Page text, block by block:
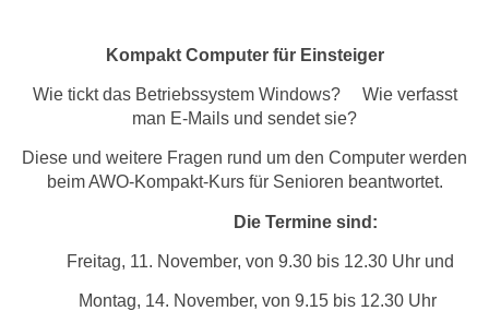
Kompakt Computer für Einsteiger
Wie tickt das Betriebssystem Windows? Wie verfasst
man E-Mails und sendet sie?
Diese und weitere Fragen rund um den Computer werden
beim AWO-Kompakt-Kurs für Senioren beantwortet.
Die Termine sind:
Freitag, 11. November, von 9.30 bis 12.30 Uhr und
Montag, 14. November, von 9.15 bis 12.30 Uhr